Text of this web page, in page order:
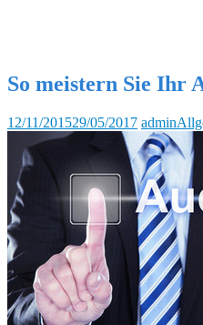
So meistern Sie Ihr
12/11/201529/05/2017 admin